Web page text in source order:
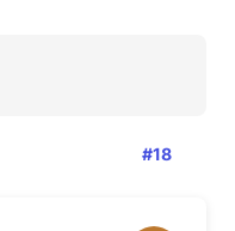
#18